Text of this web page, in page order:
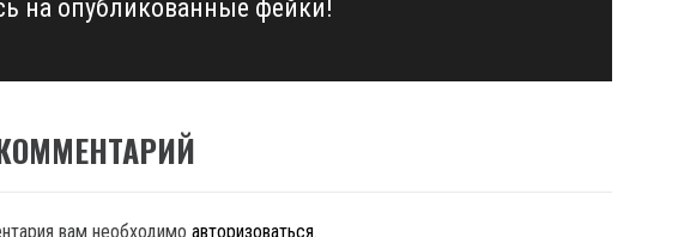
на опубликованные фейки!
вам необходимо авторизоваться.